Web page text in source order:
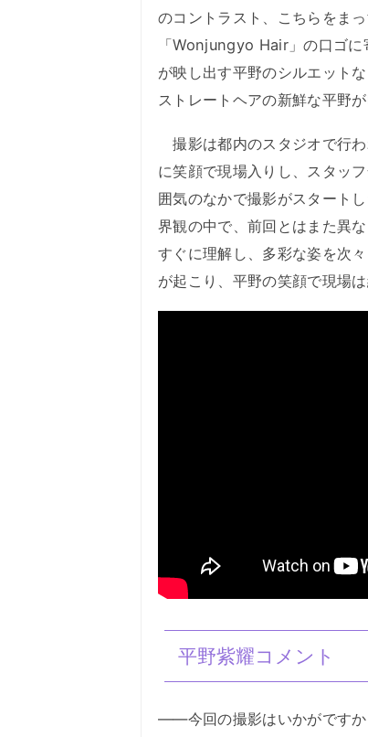
のコントラスト、こちらをま
「Wonjungyo Hair」の口ゴ
が映し出す平野のシルエット
ストレートヘアの新鮮な平野が
撮影は都内のスタジオで行
に笑顔で現場入りし、スタッ
囲気のなかで撮影がスタート
界観の中で、前回とはまた異
すぐに理解し、多彩な姿を次
が起こり、平野の笑顔で現場
平野紫耀コメント
――今回の撮影はいかがですか